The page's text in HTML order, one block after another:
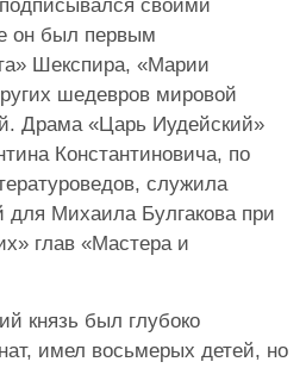
своими
он был первым
Шекспира, «Марии
шедевров мировой
Драма «Царь Иудейский»
Константиновича, по
служила
для Михаила Булгакова при
глав «Мастера и
князь был глубоко
имел восьмерых детей, но